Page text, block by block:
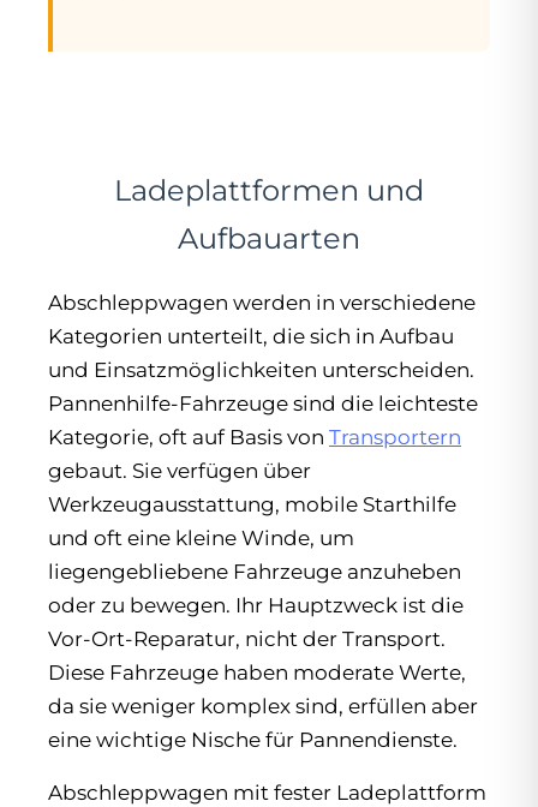
Ladeplattformen und
Aufbauarten
Abschleppwagen werden in verschiedene
Kategorien unterteilt, die sich in Aufbau
und Einsatzmöglichkeiten unterscheiden.
Pannenhilfe-Fahrzeuge sind die leichteste
Kategorie, oft auf Basis von Transportern
gebaut. Sie verfügen über
Werkzeugausstattung, mobile Starthilfe
und oft eine kleine Winde, um
liegengebliebene Fahrzeuge anzuheben
oder zu bewegen. Ihr Hauptzweck ist die
Vor-Ort-Reparatur, nicht der Transport.
Diese Fahrzeuge haben moderate Werte,
da sie weniger komplex sind, erfüllen aber
eine wichtige Nische für Pannendienste.
Abschleppwagen mit fester Ladeplattform